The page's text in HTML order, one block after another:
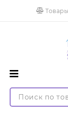
Каталог